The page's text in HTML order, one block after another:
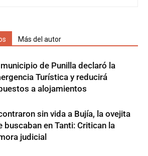
Más del autor
municipio de Punilla declaró la
Turística y reducirá
a alojamientos
sin vida a Bujía, la ovejita
buscaban en Tanti: Critican la
judicial